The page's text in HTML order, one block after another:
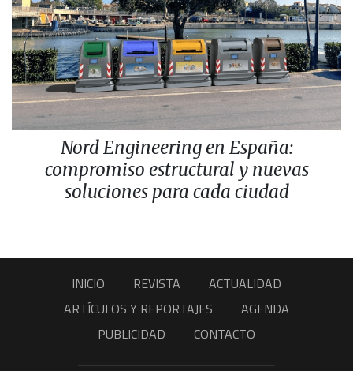
Nord Engineering en España:
compromiso estructural y nuevas
soluciones para cada ciudad
INICIO REVISTA
ACTUALIDAD
ARTÍCULOS Y REPORTAJES
AGENDA
PUBLICIDAD
CONTACTO